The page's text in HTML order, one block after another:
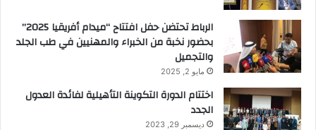
الرباط تحتضن حفل افتتاح “ميدام أفريقيا 2025”
بحضور نخبة من الخبراء والمهنيين في طب الجلد
والتجميل
مايو 2, 2025
اختتام الدورة التكوينة التأهيلية لفائدة العدول
الجدد
ديسمبر 29, 2023